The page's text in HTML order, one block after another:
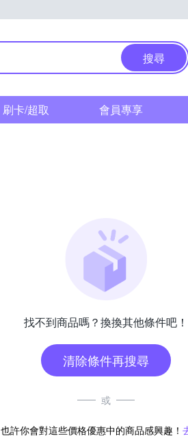
搜尋
刷卡/超取 會員專享
找不到商品嗎？換換其他條件吧！
清除條件再搜尋
或
也許你會對這些價格優惠中的商品感興趣！